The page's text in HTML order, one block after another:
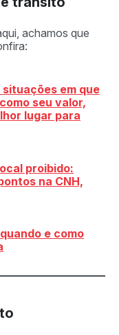
achamos que
em que
seu valor,
lugar para
proibido:
na CNH,
e como